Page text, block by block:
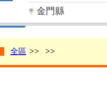
金門縣
全區 >> >>